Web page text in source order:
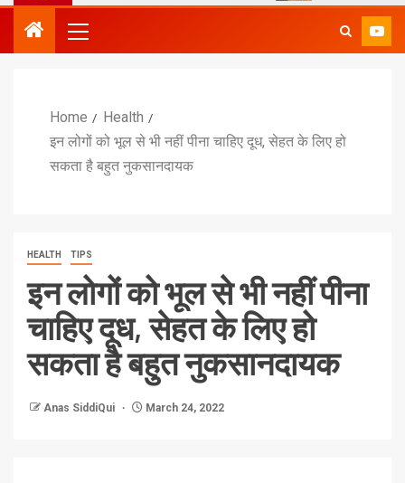
Home
Health
इन लोगों को भूल से भी नहीं पीना चाहिए दूध, सेहत के लिए हो
सकता है बहुत नुकसानदायक
HEALTH TIPS
इन लोगों को भूल से भी नहीं पीना
चाहिए दूध, सेहत के लिए हो
सकता है बहुत नुकसानदायक
Anas SiddiQui March 24, 2022